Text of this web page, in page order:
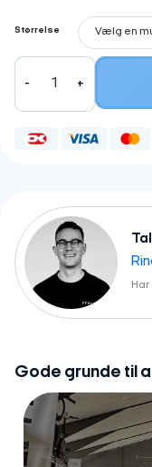
Størrelse
HALO Cykelhjelm - Sort
Har
Gode grunde til